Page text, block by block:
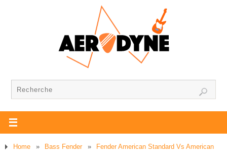
Home » Bass Fender »
Fender American Standard Vs American